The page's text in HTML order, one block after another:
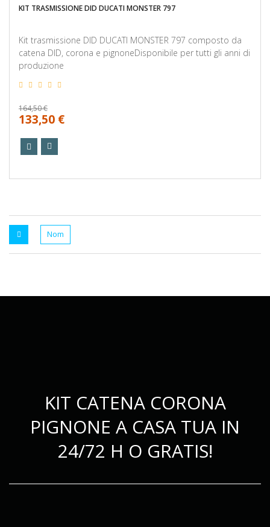
KIT TRASMISSIONE DID DUCATI MONSTER 797
Kit trasmissione DID DUCATI MONSTER 797 composto da
catena DID, corona e pignoneDisponibile per tutti gli anni di
produzione
164,50 €
133,50 €
KIT CATENA CORONA
PIGNONE A CASA TUA IN
24/72 H O GRATIS!